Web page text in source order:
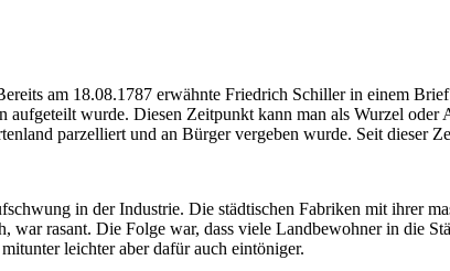
am 18.08.1787 erwähnte Friedrich Schiller in einem
wurde. Diesen Zeitpunkt kann man als Wurzel
parzelliert und an Bürger vergeben wurde. Seit dieser
in der Industrie. Die städtischen Fabriken mit ihrer
rasant. Die Folge war, dass viele Landbewohner in die
leichter aber dafür auch eintöniger.